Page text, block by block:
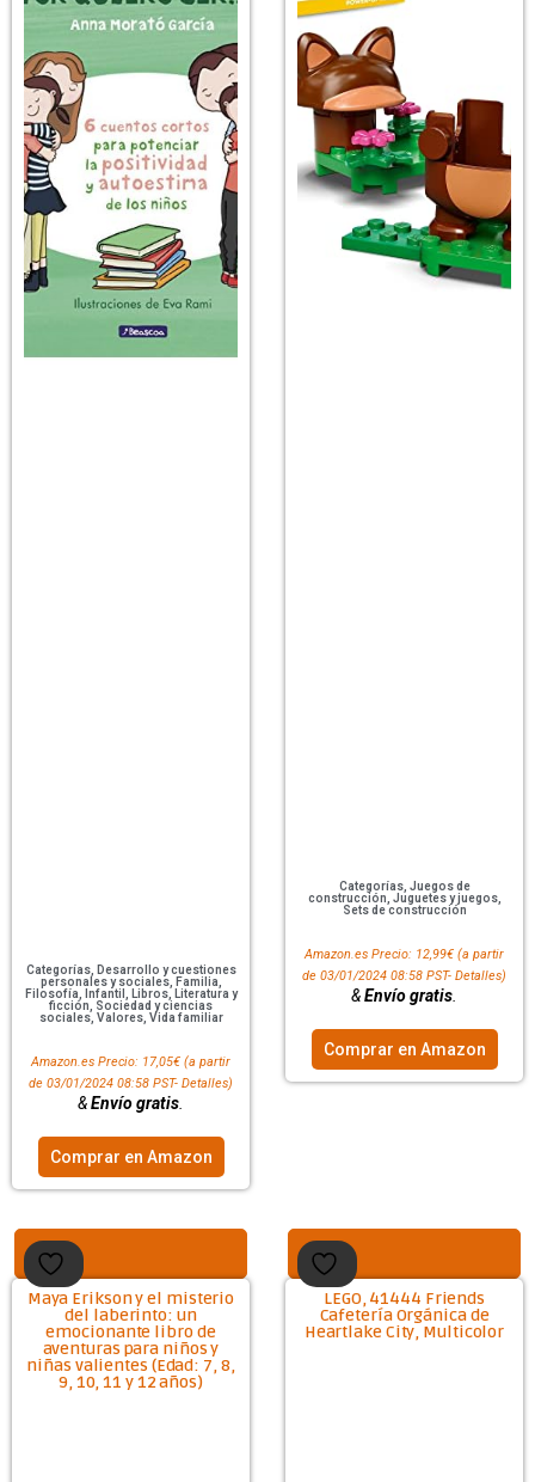
Categorías,
Desarrollo y cuestiones
personales y sociales, Familia
Filosofía
Infantil Libros,
Literatura y
ficción
Sociedad y ciencias
sociales, Valores, Vida familiar
Amazon.es Precio: 17,05€ (a partir
de 03/01/2024 08:58 PST- Detalles)
&Envío gratis
Comprar en Amazon
Categorías, Juegos de
construcción Juguetes y juegos,
Sets de construcción
Amazon.es Precio: 12,99€ (a partir
de 03/01/2024 08:58 PST- Detalles)
&Envío gratis
Comprar en Amazon
Maya Erikson y el misterio
del laberinto: un
emocionante libro de
aventuras para niños y
niñas valientes (Edad: 7, 8,
9, 10, 11 y 12 años)
LEGO, 41444 Friends
Cafetería Orgánica de
Heartlake City, Multicolor